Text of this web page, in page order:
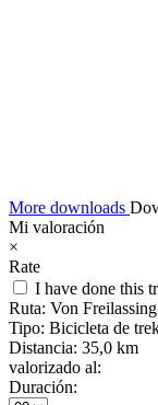
More downloads
Mi valoración
×
Rate
I have done this
Ruta: Von
Tipo: Bicicleta de
Distancia: 35,0 km
valorizado al:
Duración: